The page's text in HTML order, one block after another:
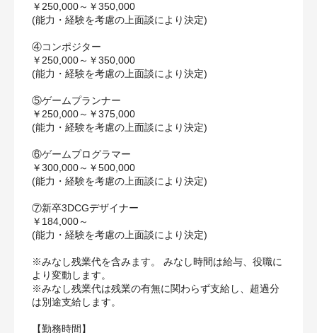
￥250,000～￥350,000
(能力・経験を考慮の上面談により決定)
④コンポジター
￥250,000～￥350,000
(能力・経験を考慮の上面談により決定)
⑤ゲームプランナー
￥250,000～￥375,000
(能力・経験を考慮の上面談により決定)
⑥ゲームプログラマー
￥300,000～￥500,000
(能力・経験を考慮の上面談により決定)
⑦新卒3DCGデザイナー
￥184,000～
(能力・経験を考慮の上面談により決定)
※みなし残業代を含みます。 みなし時間は給与、役職に
より変動します。
※みなし残業代は残業の有無に関わらず⽀給し、超過分
は別途⽀給します。
【勤務時間】